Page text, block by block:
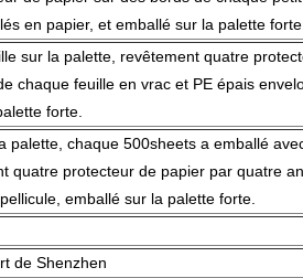
en papier, et emballé sur la palette
sur la palette, revêtement quatre
chaque feuille en vrac et PE épais
forte.
palette, chaque 500sheets a emballé
quatre protecteur de papier par quatre
emballé sur la palette forte.
de Shenzhen